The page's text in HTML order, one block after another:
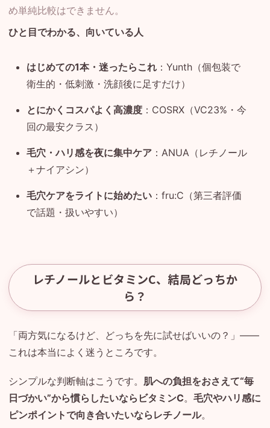
め単純比較はできません。
ひと目でわかる、向いている人
はじめての1本・迷ったらこれ ：Yunth（個包装で
衛生的・低刺激・洗顔後に足すだけ）
とにかくコスパよく高濃度 ：COSRX（VC23%・今
回の最安クラス）
毛穴・ハリ感を夜に集中ケア ：ANUA（レチノール
＋ナイアシン）
毛穴ケアをライトに始めたい ：fru:C（第三者評価
で話題・扱いやすい）
レチノールとビタミンC、結局どっちか
ら？
「両方気になるけど、どっちを先に試せばいいの？」——
これは本当によく迷うところです。
シンプルな判断軸はこうです。 肌への負担をおさえて“毎
日づかい”から慣らしたいならビタミンC。 毛穴やハリ感に
ピンポイントで向き合いたいならレチノール。